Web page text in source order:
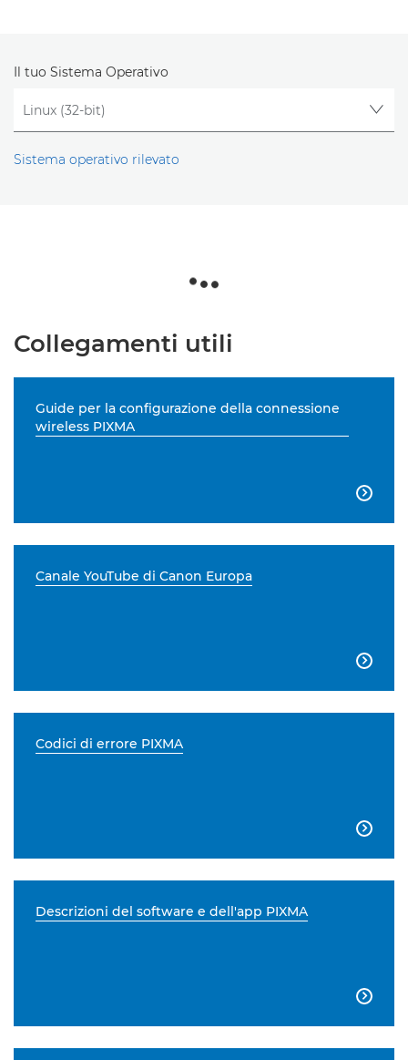
Il tuo Sistema Operativo
Sistema operativo rilevato
Collegamenti utili
Guide per la configurazione della connessione
wireless PIXMA

Canale YouTube di Canon Europa

Codici di errore PIXMA

Descrizioni del software e dell'app PIXMA
